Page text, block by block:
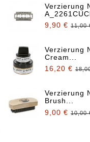
Verzierung
9,90 € 11,00
Verzierung
Cream...
16,20 €
Verzierung
Brush...
9,00 € 10,00